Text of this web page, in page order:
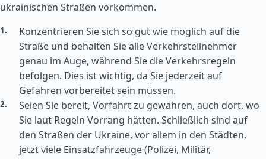
ukrainischen Straßen vorkommen.
Konzentrieren Sie sich so gut wie möglich auf die
Straße und behalten Sie alle Verkehrsteilnehmer
genau im Auge, während Sie die Verkehrsregeln
befolgen. Dies ist wichtig, da Sie jederzeit auf
Gefahren vorbereitet sein müssen.
Seien Sie bereit, Vorfahrt zu gewähren, auch dort, wo
Sie laut Regeln Vorrang hätten. Schließlich sind auf
den Straßen der Ukraine, vor allem in den Städten,
jetzt viele Einsatzfahrzeuge (Polizei, Militär,